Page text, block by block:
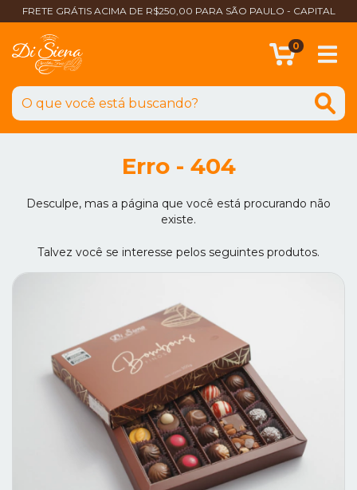
FRETE GRÁTIS ACIMA DE R$250,00 PARA SÃO PAULO - CAPITAL
0
Erro - 404
Desculpe, mas a página que você está procurando não
existe.
Talvez você se interesse pelos seguintes produtos.